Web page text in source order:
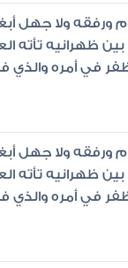
ورفقه ولا جهل
ظهرانيه تأته
في أمره والذي
ورفقه ولا جهل
ظهرانيه تأته
في أمره والذي